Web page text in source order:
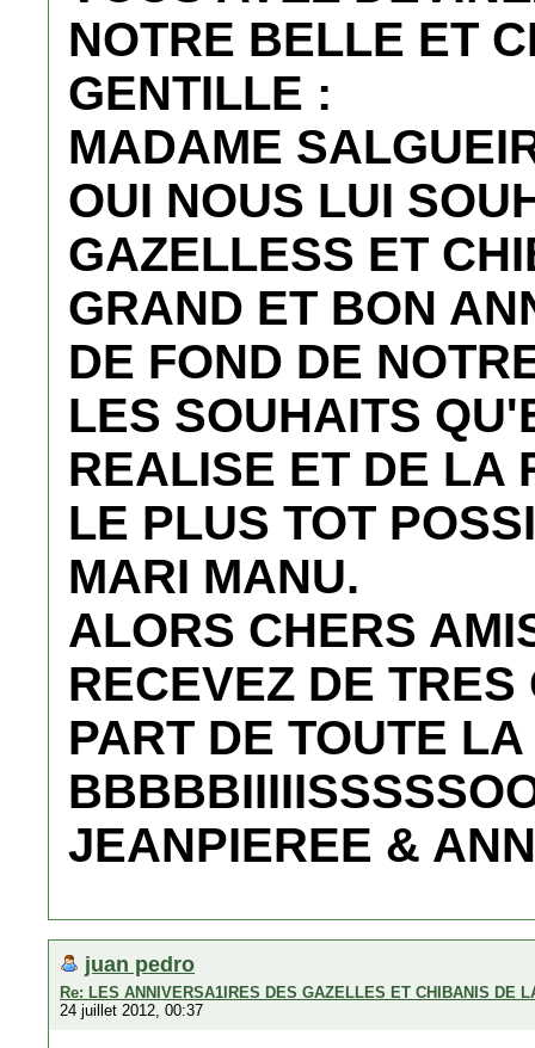
NOTRE BELLE ET
GENTILLE :
MADAME
OUI NOUS LUI
GAZELLESS ET
GRAND ET BON
DE FOND DE
LES SOUHAITS
REALISE ET DE LA
LE PLUS TOT
MARI MANU.
ALORS CHERS
RECEVEZ DE
PART DE TOUTE
JEANPIEREE &
juan pedro
Re: LES ANNIVERSA1IRES DES GAZELLES ET CHIBANIS DE
24 juillet 2012, 00:37